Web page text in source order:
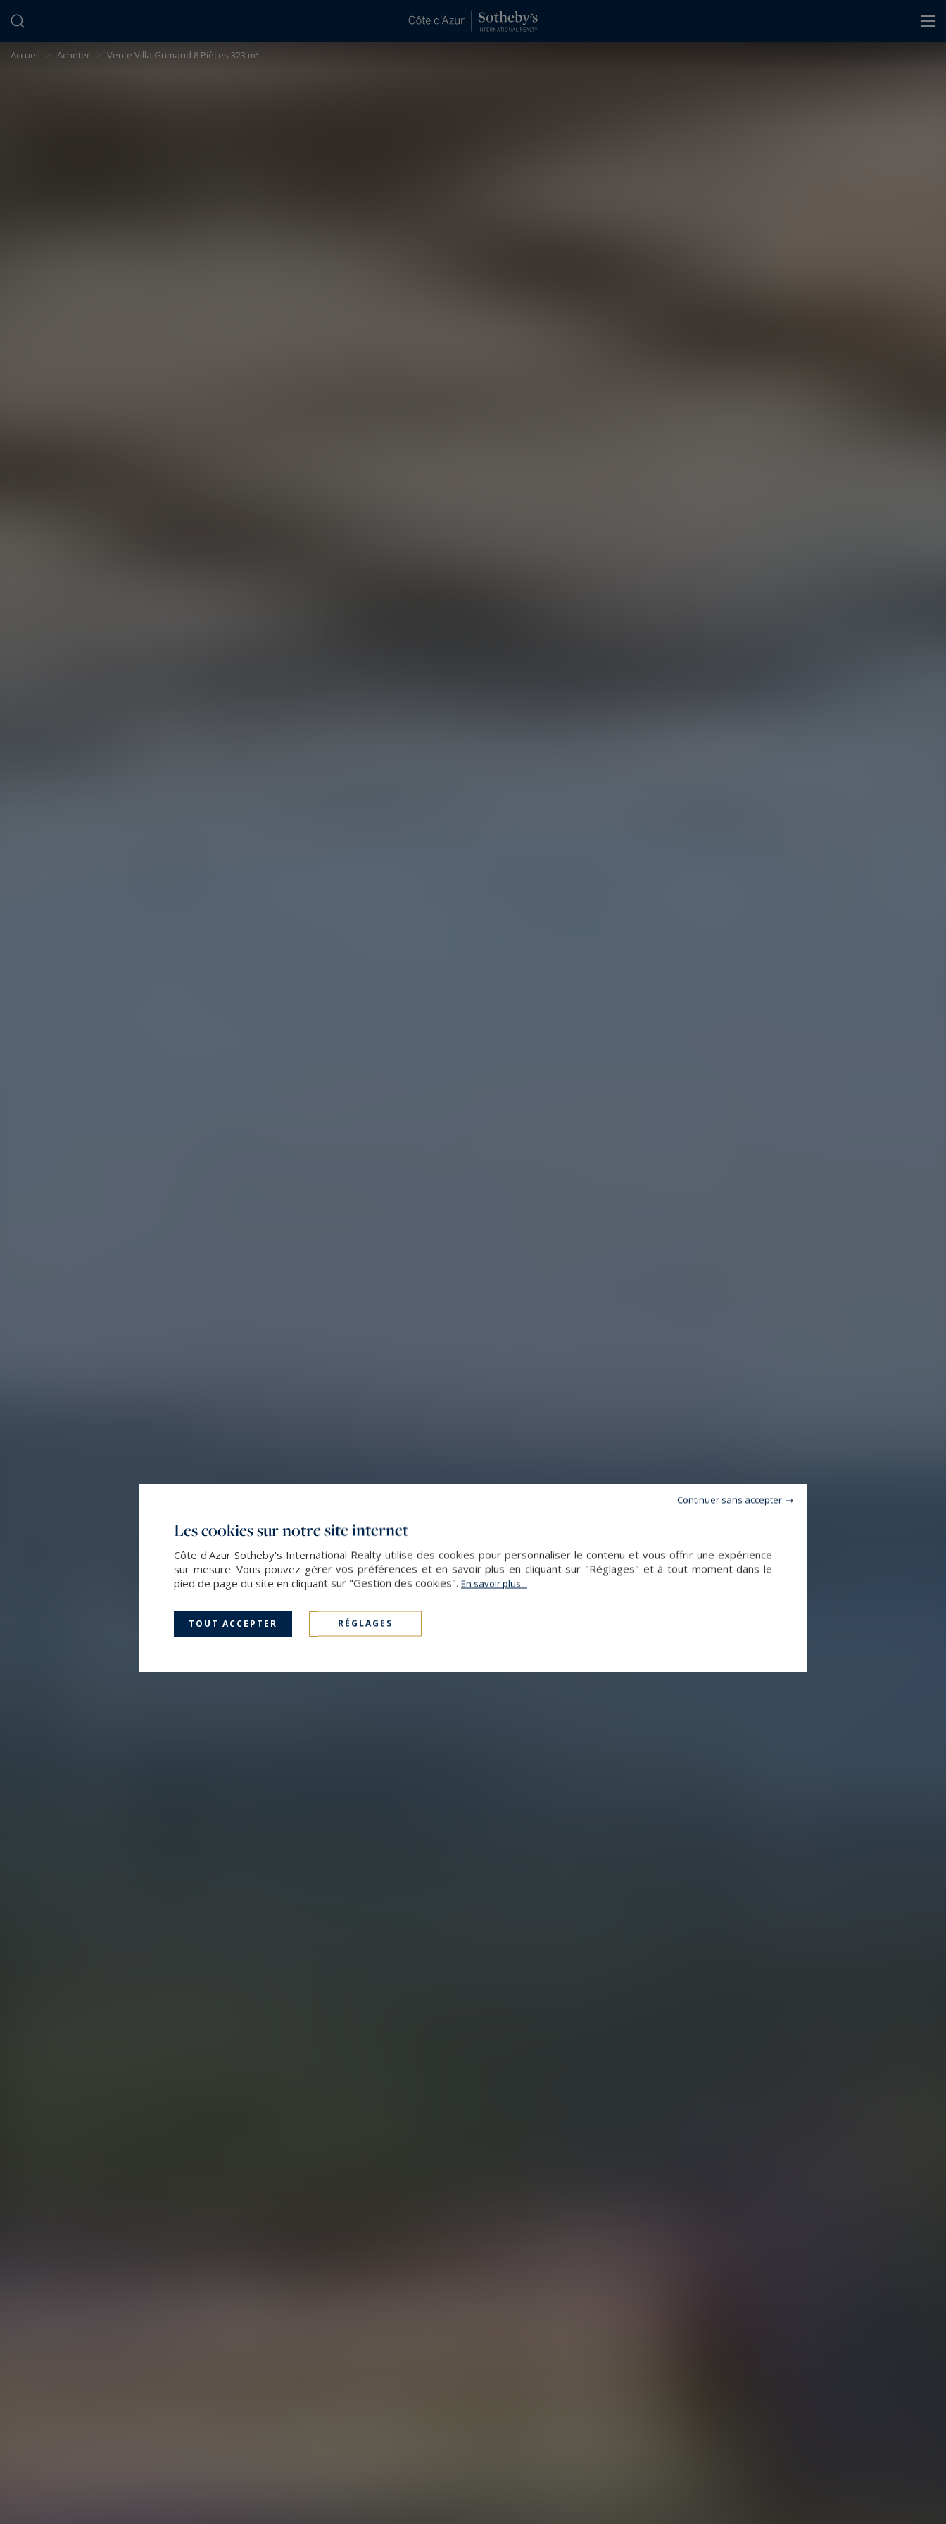
Accueil > Acheter Vente Villa Grimaud 8 Pièces 323 m²
Les cookies sur notre site internet
Côte d'Azur Sotheby's International Realty utilise des cookies pour personnaliser le contenu et vous offrir une expérience
sur mesure. Vous pouvez gérer vos préférences et en savoir plus en cliquant sur "Réglages" et à tout moment dans le
pied de page du site en cliquant sur "Gestion des cookies". En savoir plus...
TOUT ACCEPTER RÉGLAGES
Continuer sans accepter